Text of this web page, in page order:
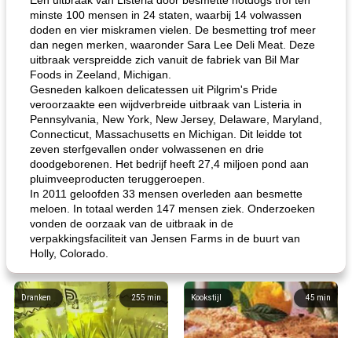
minste 100 mensen in 24 staten, waarbij 14 volwassen
doden en vier miskramen vielen. De besmetting trof meer
dan negen merken, waaronder Sara Lee Deli Meat. Deze
uitbraak verspreidde zich vanuit de fabriek van Bil Mar
Foods in Zeeland, Michigan.
Gesneden kalkoen delicatessen uit Pilgrim's Pride
veroorzaakte een wijdverbreide uitbraak van Listeria in
Pennsylvania, New York, New Jersey, Delaware, Maryland,
Connecticut, Massachusetts en Michigan. Dit leidde tot
zeven sterfgevallen onder volwassenen en drie
doodgeborenen. Het bedrijf heeft 27,4 miljoen pond aan
pluimveeproducten teruggeroepen.
In 2011 geloofden 33 mensen overleden aan besmette
meloen. In totaal werden 147 mensen ziek. Onderzoeken
vonden de oorzaak van de uitbraak in de
verpakkingsfaciliteit van Jensen Farms in de buurt van
Holly, Colorado.
255min
Dranken 45 min
Kookstijl